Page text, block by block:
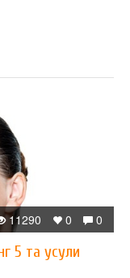
0
0
11290
5 та усули